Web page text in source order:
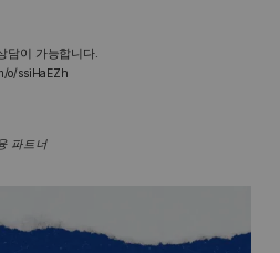
담이 가능합니다.
o/ssiHaEZh
파트너